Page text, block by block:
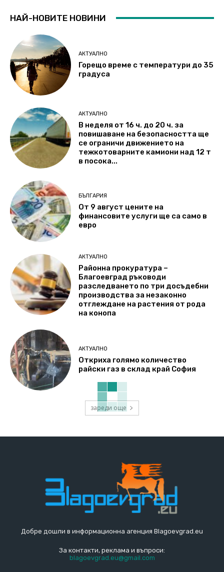
НАЙ-НОВИТЕ НОВИНИ
АКТУАЛНО
Горещо време с температури до 35
градуса
АКТУАЛНО
В неделя от 16 ч. до 20 ч. за
повишаване на безопасността ще
се ограничи движението на
тежкотоварните камиони над 12 т
в посока...
БЪЛГАРИЯ
От 9 август цените на
финансовите услуги ще са само в
евро
АКТУАЛНО
Районна прокуратура –
Благоевград ръководи
разследването по три досъдебни
производства за незаконно
отглеждане на растения от рода
на конопа
АКТУАЛНО
Откриха голямо количество
райски газ в склад край София
зареди още
Добре дошли в информационна агенция Blagoevgrad.eu
За контакти, реклама и въпроси:
blagoevgrad.eu@gmail.com